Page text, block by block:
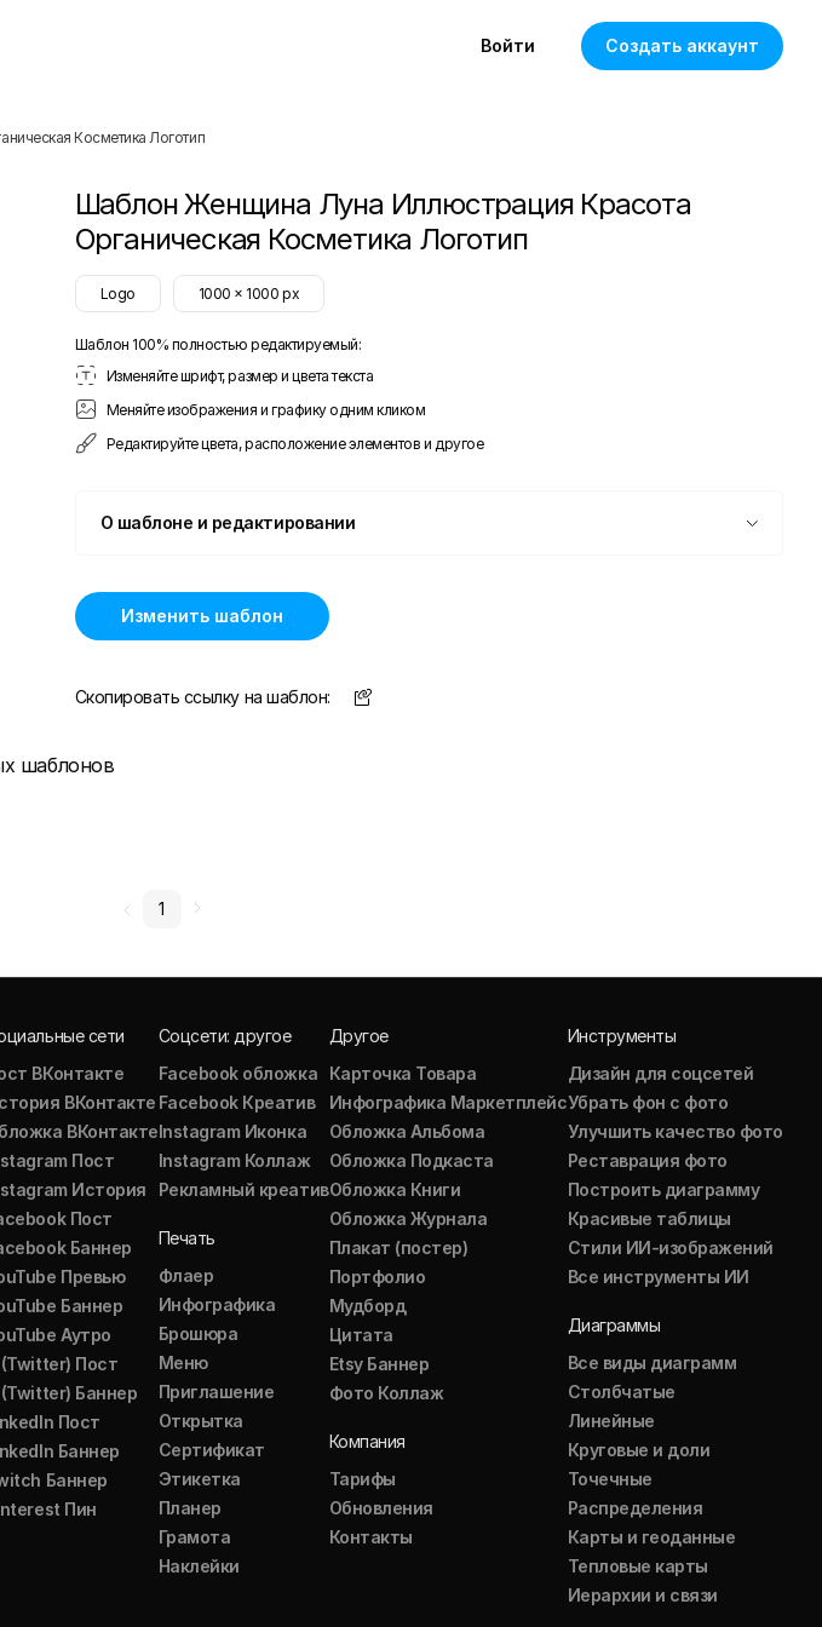
Войти Создать аккаунт
Косметика Логотип
Шаблон Женщина Луна Иллюстрация Красота
Органическая Косметика Логотип
Logo 1000 x 1000 px
Шаблон 100% полностью редактируемый:
Изменяйте шрифт, размер и цвета текста
Меняйте изображения и графику одним кликом
Редактируйте цвета, расположение элементов и другое
О шаблоне и редактировании
Изменить шаблон
Скопировать ссылку на шаблон:
шаблонов
1
сети
ВКонтакте
ВКонтакте
ВКонтакте
Пост
История
Пост
Баннер
Превью
Баннер
Аутро
(Twitter) Пост
(Twitter) Баннер
Пост
Баннер
Баннер
Пин
Соцсети: другое
Facebook обложка
Facebook Креатив
Instagram Иконка
Instagram Коллаж
Рекламный креатив
Печать
Флаер
Инфографика
Брошюра
Меню
Приглашение
Открытка
Сертификат
Этикетка
Планер
Грамота
Наклейки
Другое
Карточка Товара
Инфографика Маркетплейс
Обложка Альбома
Обложка Подкаста
Обложка Книги
Обложка Журнала
Плакат (постер)
Портфолио
Мудборд
Цитата
Etsy Баннер
Фото Коллаж
Компания
Тарифы
Обновления
Контакты
Инструменты
Дизайн для соцсетей
Убрать фон с фото
Улучшить качество фото
Реставрация фото
Построить диаграмму
Красивые таблицы
Стили ИИ-изображений
Все инструменты ИИ
Диаграммы
Все виды диаграмм
Столбчатые
Линейные
Круговые и доли
Точечные
Распределения
Карты и геоданные
Тепловые карты
Иерархии и связи